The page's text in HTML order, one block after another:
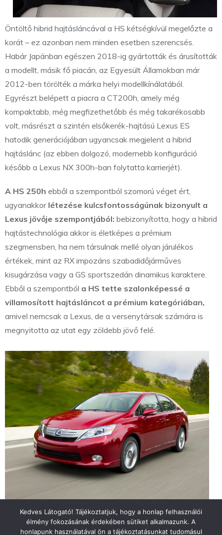
Öntöltő hibrid hajtásláncával a HS kétségkívül megelőzte a
korát – ez azonban nem minden esetben szerencsés.
Habár Japánban egészen 2018-ig gyártották és árusították
a modellt, másik fő piacán, az Egyesült Államokban már
2012-ben törölték a márka helyi modellkínálatából.
Egyrészt belépett a piacra a CT200h, amely még
kompaktabb, még megfizethetőbb és még takarékosabb
volt, másrészt a szintén elsőkerék-hajtású Lexus ES
hatodik generációjában ugyancsak megjelent a hibrid
hajtáslánc (az ebben dolgozó, modernebb konfiguráció
később a Lexus NX 300h-ban folytatta karrierjét).
A HS 250h ebből a szempontból szomorú véget ért,
ugyanakkor létezése kulcsfontosságúnak bizonyult a
Lexus jövője szempontjából: bebizonyította, hogy a hibrid
hajtástechnológia akkor is életképes a prémium
szegmensben, ha nem társulnak mellé olyan járulékos
értékek, mint az RX impozáns szabadidőjárműves
kisugárzása vagy a GS sportszedán dinamikus karaktere.
Ebből a szempontból a HS tette szalonképessé a
villamosított hajtásláncot a prémium kategóriában,
amivel nemcsak a Lexus, de a versenytársak számára is
megnyitotta az utat egy zöldebb jövő felé.
Kedves Látogató! Tájékoztatjuk, hogy a honlap felhasználói
élmény fokozásának érdekében sütiket alkalmazunk. A
honlapunk használatával ön a tájékoztatásunkat tudomásul